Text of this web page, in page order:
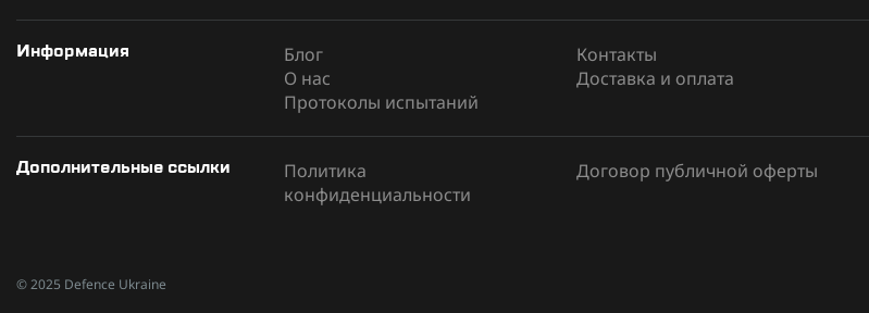
Информация
Блог
О нас
Протоколы испытаний
Контакты
Доставка и оплата
Дополнительные ссылки
Политика
конфиденциальности
Договор публичной оферты
© 2025 Defence Ukraine